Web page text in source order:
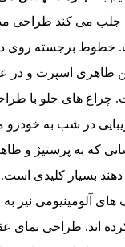
جلب می‌ کند طراحی
خطوط برجسته روی
ظاهری اسپرت و در
چراغ‌ های جلو با
در شب به خودرو
که به پرستیژ و
بسیار کلیدی است.
های آلومینیومی نیز به
اند. طراحی نمای